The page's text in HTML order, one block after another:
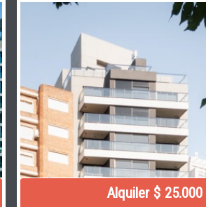
Alquiler $ 25.000